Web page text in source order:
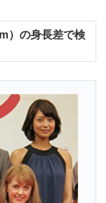
）の身長差で検